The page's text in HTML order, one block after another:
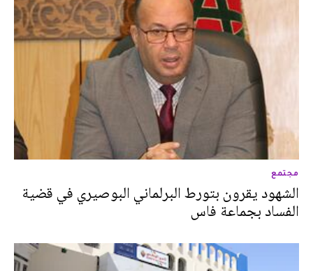
مجتمع
الشهود يقرون بتورط البرلماني البوصيري في قضية
الفساد بجماعة فاس